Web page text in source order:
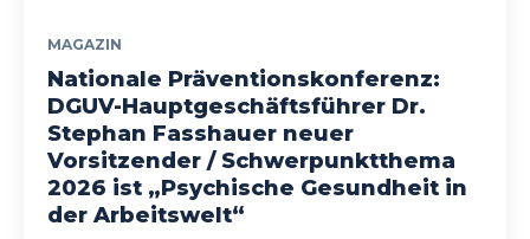
MAGAZIN
Nationale Präventionskonferenz:
DGUV-Hauptgeschäftsführer Dr.
Stephan Fasshauer neuer
Vorsitzender / Schwerpunktthema
2026 ist „Psychische Gesundheit in
der Arbeitswelt“